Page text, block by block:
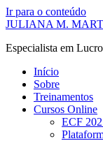
Ir para o conteúdo
JULIANA M.
Especialista em
Início
Sobre
Treinamentos
Cursos Online
ECF